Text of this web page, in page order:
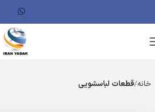
خانه قطعات لباسشویی